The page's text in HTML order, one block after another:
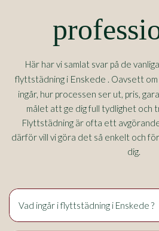
Här har vi samlat svar på de
flyttstädning i Enskede
. Oavsett
ingår, hur processen ser ut, pris,
målet att ge dig full tydlighet och
Flyttstädning är ofta ett
därför vill vi göra det så enkelt och
dig.
Vad ingår i flyttstädning i Enskede ?